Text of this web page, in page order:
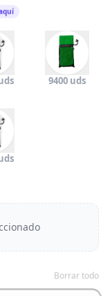
9400 uds
Borrar todo